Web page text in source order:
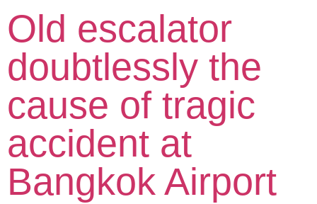
Old escalator
doubtlessly the
cause of tragic
accident at
Bangkok Airport